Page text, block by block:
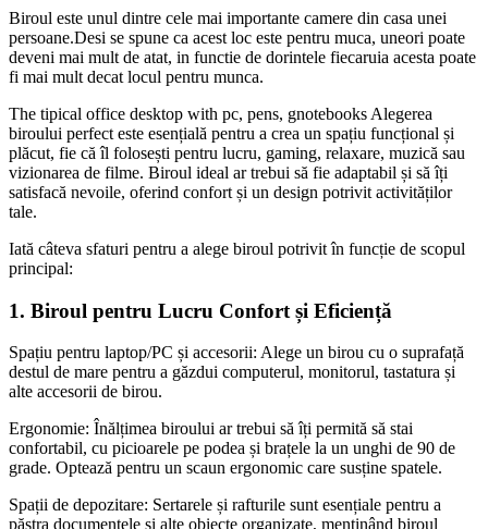
Biroul este unul dintre cele mai importante camere din casa unei
persoane.Desi se spune ca acest loc este pentru muca, uneori poate
deveni mai mult de atat, in functie de dorintele fiecaruia acesta poate
fi mai mult decat locul pentru munca.
The tipical office desktop with pc, pens, gnotebooks Alegerea
biroului perfect este esențială pentru a crea un spațiu funcțional și
plăcut, fie că îl folosești pentru lucru, gaming, relaxare, muzică sau
vizionarea de filme. Biroul ideal ar trebui să fie adaptabil și să îți
satisfacă nevoile, oferind confort și un design potrivit activităților
tale.
Iată câteva sfaturi pentru a alege biroul potrivit în funcție de scopul
principal:
1. Biroul pentru Lucru Confort și Eficiență
Spațiu pentru laptop/PC și accesorii: Alege un birou cu o suprafață
destul de mare pentru a găzdui computerul, monitorul, tastatura și
alte accesorii de birou.
Ergonomie: Înălțimea biroului ar trebui să îți permită să stai
confortabil, cu picioarele pe podea și brațele la un unghi de 90 de
grade. Optează pentru un scaun ergonomic care susține spatele.
Spații de depozitare: Sertarele și rafturile sunt esențiale pentru a
păstra documentele și alte obiecte organizate, menținând biroul